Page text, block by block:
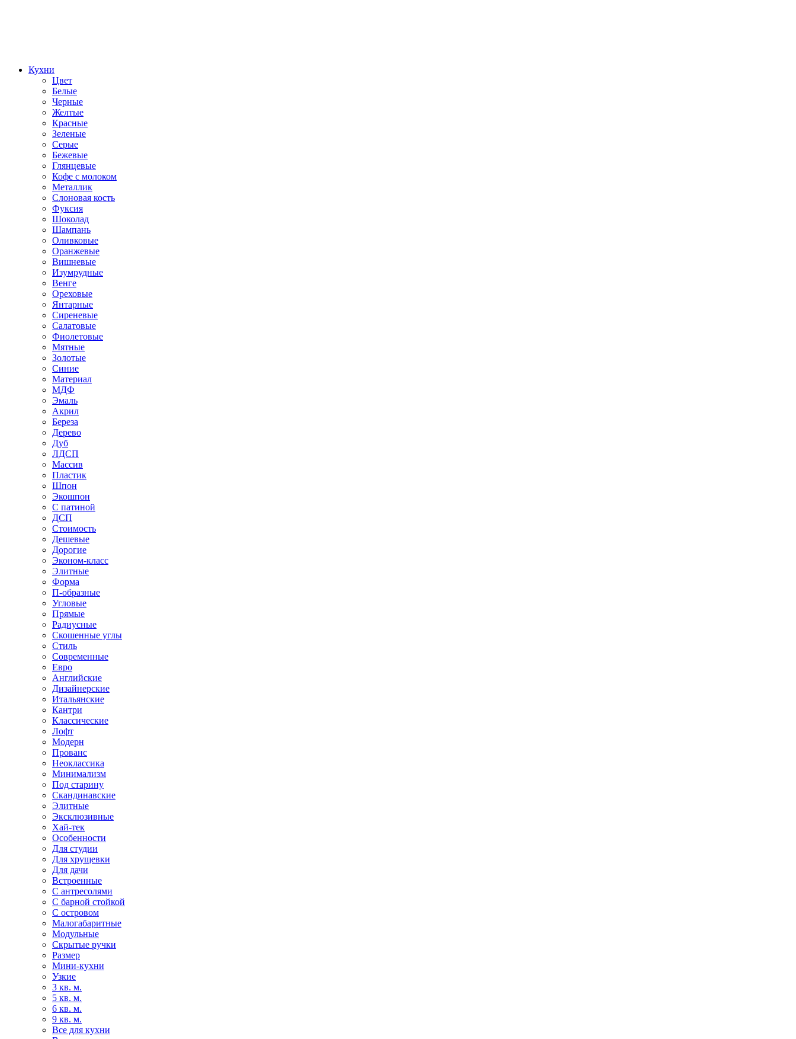
Кухни
Цвет
Белые
Черные
Желтые
Красные
Зеленые
Серые
Бежевые
Глянцевые
Кофе с молоком
Металлик
Слоновая кость
Фуксия
Шоколад
Шампань
Оливковые
Оранжевые
Вишневые
Изумрудные
Венге
Ореховые
Янтарные
Сиреневые
Салатовые
Фиолетовые
Мятные
Золотые
Синие
Материал
МДФ
Эмаль
Акрил
Береза
Дерево
Дуб
ЛДСП
Массив
Пластик
Шпон
Экошпон
С патиной
ДСП
Стоимость
Дешевые
Дорогие
Эконом-класс
Элитные
Форма
П-образные
Угловые
Прямые
Радиусные
Скошенные углы
Стиль
Современные
Евро
Английские
Дизайнерские
Итальянские
Кантри
Классические
Лофт
Модерн
Прованс
Неоклассика
Минимализм
Под старину
Скандинавские
Элитные
Эксклюзивные
Хай-тек
Особенности
Для студии
Для хрущевки
Для дачи
Встроенные
С антресолями
С барной стойкой
С островом
Малогабаритные
Модульные
Скрытые ручки
Размер
Мини-кухни
Узкие
3 кв. м.
5 кв. м.
6 кв. м.
9 кв. м.
Все для кухни